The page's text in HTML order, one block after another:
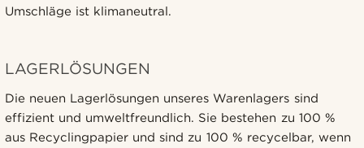
Umschläge ist klimaneutral.
LAGERLÖSUNGEN
Die neuen Lagerlösungen unseres Warenlagers sind
effizient und umweltfreundlich. Sie bestehen zu 100 %
aus Recyclingpapier und sind zu 100 % recycelbar, wenn